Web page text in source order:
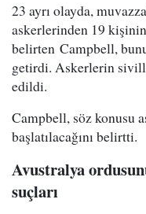
23 ayrı olayda,
askerlerinden 19
belirten Campbell,
getirdi. Askerlerin
edildi.
Campbell, söz konusu
başlatılacağını belirtti.
Avustralya
suçları